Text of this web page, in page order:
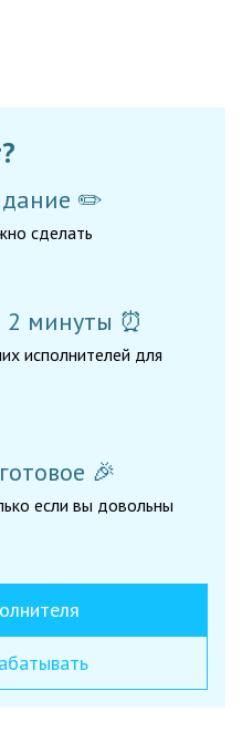
✏️
сделать
минуты ⏰
исполнителей для
🎉
если вы довольны